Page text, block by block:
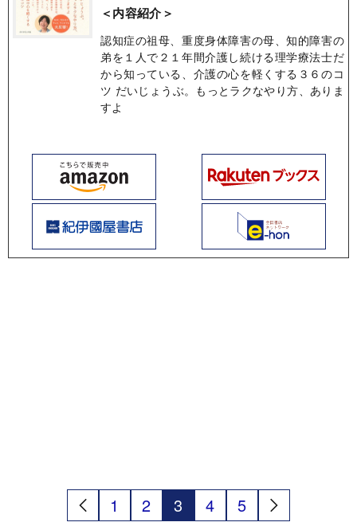
＜内容紹介＞
認知症の祖母、重度身体障害の母、知的障害の
弟を１人で２１年間介護し続ける理学療法士だ
から知っている、介護の心を軽くする３６のコ
ツ だいじょうぶ。もっとラクなやり方、ありま
すよ
1 2 3 4 5